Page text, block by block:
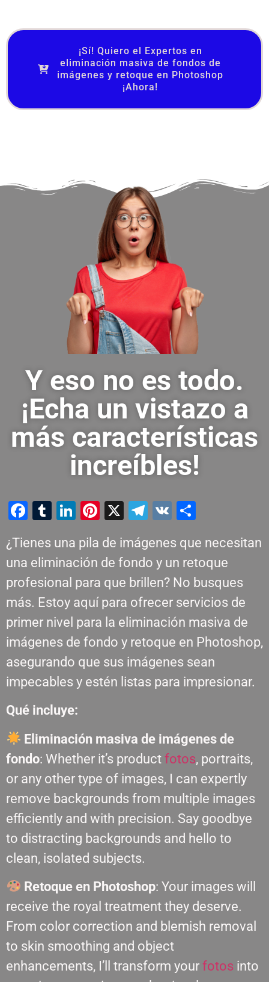
¡Sí! Quiero el Expertos en
eliminación masiva de fondos de
imágenes y retoque en Photoshop
¡Ahora!
Y eso no es todo.
¡Echa un vistazo a
más características
increíbles!
Facebook
Tumblr
LinkedIn
Pinterest
X Telegram
VK
¿Tienes una pila de imágenes que necesitan
una eliminación de fondo y un retoque
profesional para que brillen? No busques
más. Estoy aquí para ofrecer servicios de
primer nivel para la eliminación masiva de
imágenes de fondo y retoque en Photoshop,
asegurando que sus imágenes sean
impecables y estén listas para impresionar.
Qué incluye:
Eliminación masiva de imágenes de
fondo: Whether it’s product fotos, portraits,
or any other type of images, I can expertly
remove backgrounds from multiple images
efficiently and with precision. Say goodbye
to distracting backgrounds and hello to
clean, isolated subjects.
Retoque en Photoshop: Your images will
receive the royal treatment they deserve.
From color correction and blemish removal
to skin smoothing and object
enhancements, I’ll transform your fotos into